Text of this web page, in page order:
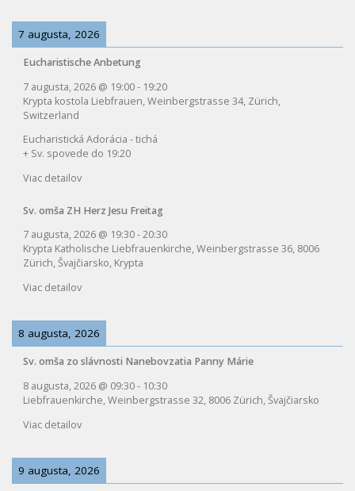
7 augusta, 2026
Eucharistische Anbetung
7 augusta, 2026 @ 19:00- 19:20
Krypta kostola Liebfrauen, Weinbergstrasse 34, Zürich,
Switzerland
Eucharistická Adorácia - tichá
+ Sv. spovede do 19:20
Viac detailov
Sv. omša ZH Herz Jesu Freitag
7 augusta, 2026 @ 19:30-20:30
Krypta Katholische Liebfrauenkirche, Weinbergstrasse 36, 8006
Zürich, Švajčiarsko, Krypta
Viac detailov
8 augusta, 2026
Sv. omša zo slávnosti Nanebovzatia Panny Márie
8 augusta, 2026 @ 09:30- 10:30
Liebfrauenkirche, Weinbergstrasse 32, 8006 Zürich, Švajčiarsko
Viac detailov
9 augusta, 2026